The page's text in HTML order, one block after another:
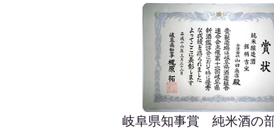
岐阜県知事賞 純米酒の